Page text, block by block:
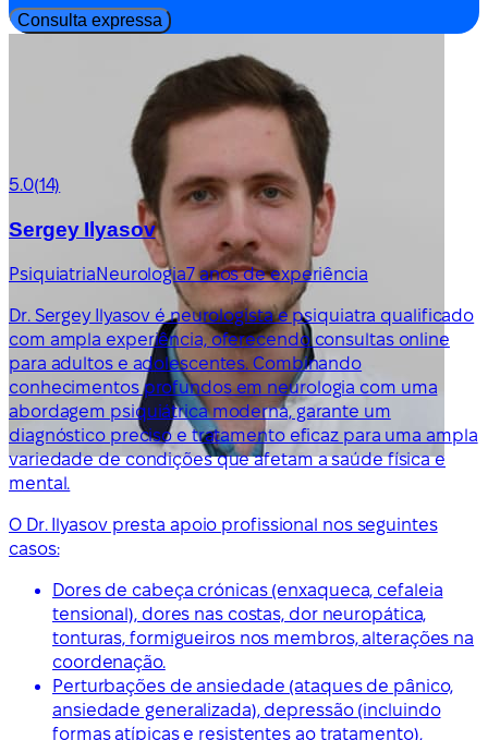
Consulta expressa
5.0(14)
Sergey Ilyasov
PsiquiatriaNeurologia7 anos de experiência
Dr. Sergey Ilyasov é neurologista e psiquiatra qualificado
com ampla experiência, oferecendo consultas online
para adultos e adolescentes. Combinando
conhecimentos profundos em neurologia com uma
abordagem psiquiátrica moderna, garante um
diagnóstico preciso e tratamento eficaz para uma ampla
variedade de condições que afetam a saúde física e
mental.
O Dr. Ilyasov presta apoio profissional nos seguintes
casos:
Dores de cabeça crónicas (enxaqueca, cefaleia
tensional), dores nas costas, dor neuropática,
tonturas, formigueiros nos membros, alterações na
coordenação.
Perturbações de ansiedade (ataques de pânico,
ansiedade generalizada), depressão (incluindo
formas atípicas e resistentes ao tratamento),